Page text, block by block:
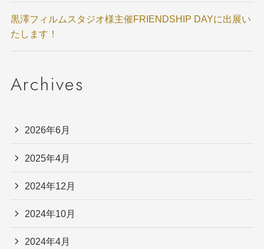
黒澤フィルムスタジオ様主催FRIENDSHIP DAYに出展い
たします！
Archives
2026年6月
2025年4月
2024年12月
2024年10月
2024年4月